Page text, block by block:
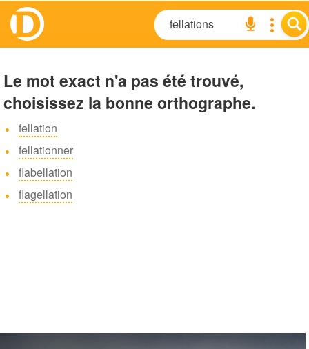
Le mot exact n'a pas été trouvé,
choisissez la bonne orthographe.
fellation
fellationner
flabellation
flagellation